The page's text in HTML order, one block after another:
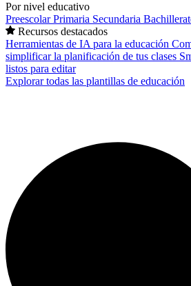
Por nivel educativo
PreescolarPrimaria Secundaria
Recursos destacados
Herramientas de IA para la educación
simplificar la planificación de tus clases
listos para editar
Explorar todas las plantillas de educación